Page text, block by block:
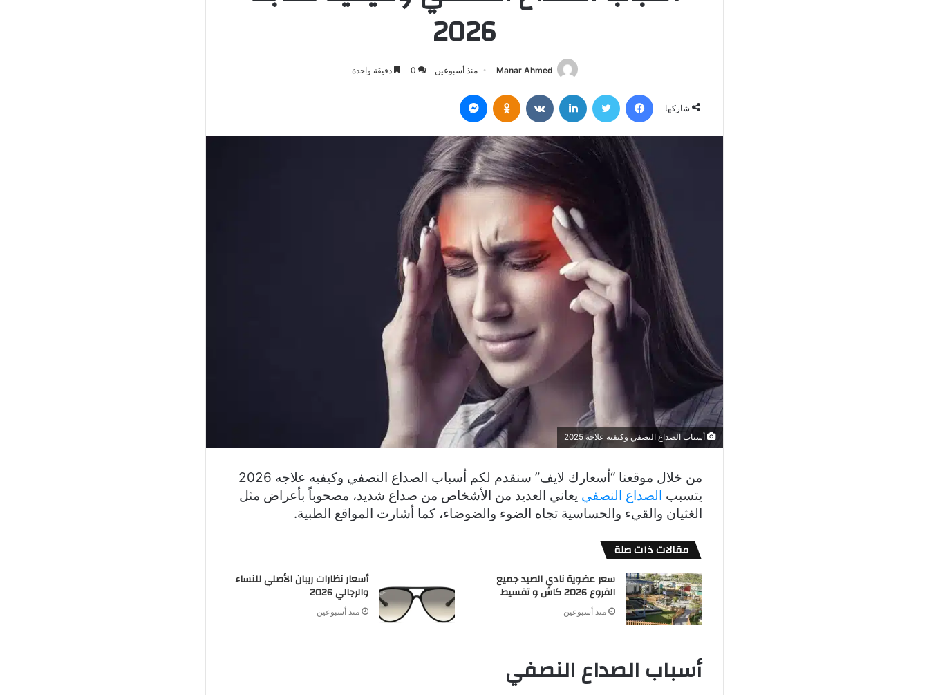
2026
Manar Ahmed منذ أسبوعين 0 دقيقة واحدة
شاركها
فيسبوك تويتر لينكدإن Odnoklassniki
أسباب الصداع النصفي وكيفيه علاجه 2025
من خلال موقعنا “أسعارك لايف” سنقدم لكم أسباب الصداع النصفي وكيفيه علاجه 2026
يتسبب الصداع النصفي يعاني العديد من الأشخاص من صداع شديد، مصحوباً بأعراض مثل
الغثيان والقيء والحساسية تجاه الضوء والضوضاء، كما أشارت المواقع الطبية.
مقالات ذات صلة
سعر عضوية نادي الصيد جميع
الفروع 2026 كاش و تقسيط
منذ أسبوعين
أسعار نظارات ريبان الأصلي للنساء
والرجالي 2026
منذ أسبوعين
أسباب الصداع النصفي